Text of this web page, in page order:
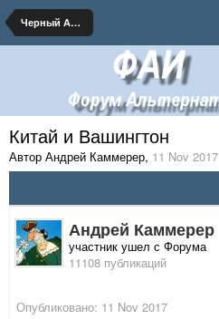
Черный Август 1917
Китай и Вашингтон
Автор Андрей Каммерер, 11 Nov 2017
Андрей Каммерер
участник ушел с Форума
11108 публикаций
Опубликовано: 11 Nov 2017